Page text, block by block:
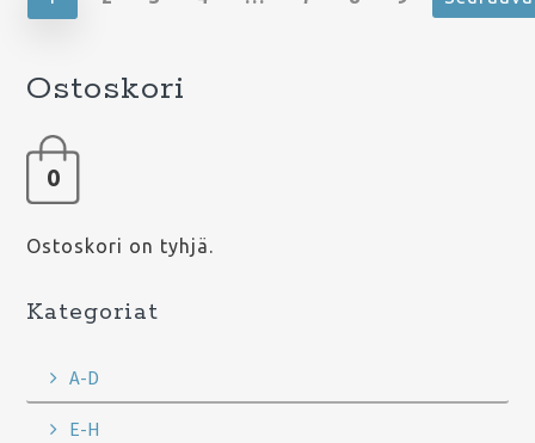
Ostoskori
0
Ostoskori on tyhjä.
Kategoriat
A-D
E-H